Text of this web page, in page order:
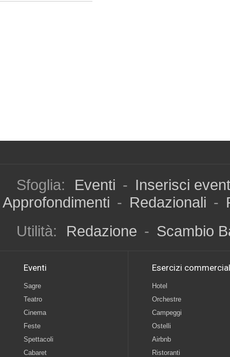
Sfoglia: Eventi - Inserisci
Approfondimenti - Redazionali -
Utilità:
Redazione - Scambio
Eventi
Sagre
Teatro
Cinema
Feste
Spettacoli
Cabaret
Esercizi
Hotel
Orchestre
Campeggi
Ostelli
Airbnb
Ristoranti